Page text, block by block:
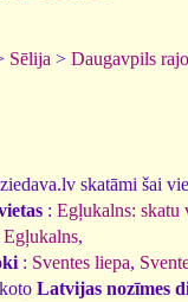
Sēlija > Daugavpils
skatāmi šai
: Egļukalns: skatu
Egļukalns,
: Sventes liepa,
Latvijas nozīmes